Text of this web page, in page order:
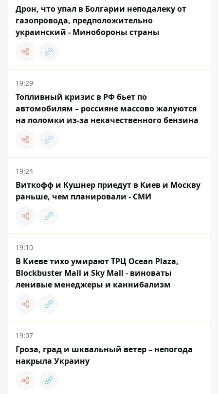
Дрон, что упал в Болгарии неподалеку от
газопровода, предположительно
украинский - Минобороны страны
19:29
Топливный кризис в РФ бьет по
автомобилям – россияне массово жалуются
на поломки из-за некачественного бензина
19:24
Виткофф и Кушнер приедут в Киев и Москву
раньше, чем планировали - СМИ
19:10
В Киеве тихо умирают ТРЦ Ocean Plaza,
Blockbuster Mall и Sky Mall - виноваты
ленивые менеджеры и каннибализм
19:07
Гроза, град и шквальный ветер – непогода
накрыла Украину